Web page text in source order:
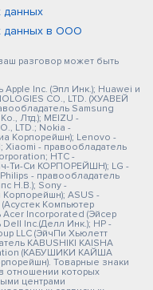
данных
данных в ООО
разговор может быть
Inc. (Эпл Инк.); Huawei и
CO., LTD. (ХУАВЕЙ
Samsung
Лтд.); MEIZU -
LTD.; Nokia -
Корпорейшн); Lenovo -
Xiaomi - правообладатель
HTC -
Ти-Си КОРПОРЕЙШН); LG -
- правообладатель
Н.В.); Sony -
ASUS -
Компьютер
Acer Incorporated (Эйсер
Inc.(Делл Инк.); HP -
LLC (ЭйчПи Хьюлетт
KABUSHIKI KAISHA
(КАБУШИКИ КАЙША
Товарные знаки
отношении которых
центрами